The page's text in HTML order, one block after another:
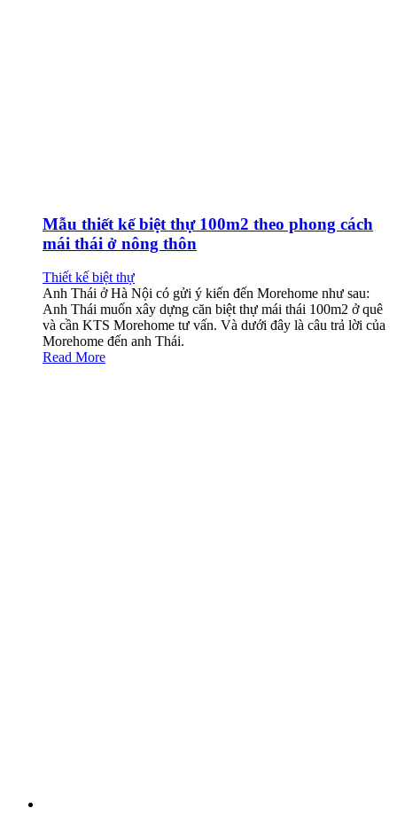
Mẫu thiết kế biệt thự 100m2 theo phong cách
mái thái ở nông thôn
Thiết kế biệt thự
Anh Thái ở Hà Nội có gửi ý kiến đến Morehome như sau:
Anh Thái muốn xây dựng căn biệt thự mái thái 100m2 ở quê
và cần KTS Morehome tư vấn. Và dưới đây là câu trả lời của
Morehome đến anh Thái.
Read More